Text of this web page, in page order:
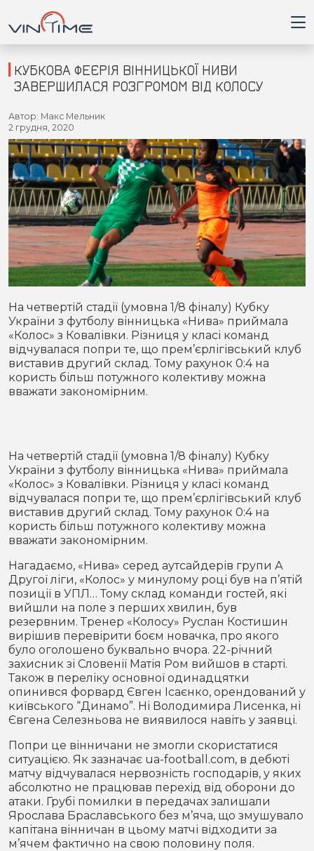
Головна
Війна
Новини
Кримінал
Здоров'я
Приватна думка
В кулуарах
Місто
Життя
Відео
Партнери
Спорт
Історія
Футбол
Контакти
Підписатись на нас у Telegram
КУБКОВА ФЕЄРІЯ ВІННИЦЬКОЇ НИВИ
ЗАВЕРШИЛАСЯ РОЗГРОМОМ ВІД КОЛОСУ
Автор: Макс Мельник
2 грудня, 2020
На четвертій стадії (умовна 1/8 фіналу) Кубку
України з футболу вінницька «Нива» приймала
«Колос» з Ковалівки. Різниця у класі команд
відчувалася попри те, що прем’єрлігівський клуб
виставив другий склад. Тому рахунок 0:4 на
користь більш потужного колективу можна
вважати закономірним.
На четвертій стадії (умовна 1/8 фіналу) Кубку
України з футболу вінницька «Нива» приймала
«Колос» з Ковалівки. Різниця у класі команд
відчувалася попри те, що прем’єрлігівський клуб
виставив другий склад. Тому рахунок 0:4 на
користь більш потужного колективу можна
вважати закономірним.
Нагадаємо, «Нива» серед аутсайдерів групи А
Другої ліги, «Колос» у минулому році був на п’ятій
позиції в УПЛ… Тому склад команди гостей, які
вийшли на поле з перших хвилин, був
резервним. Тренер «Колосу» Руслан Костишин
вирішив перевірити боєм новачка, про якого
було оголошено буквально вчора. 22-річний
захисник зі Словенії Матія Ром вийшов в старті.
Також в переліку основної одинадцятки
опинився форвард Євген Ісаєнко, орендований у
київського “Динамо”. Ні Володимира Лисенка, ні
Євгена Селезньова не виявилося навіть у заявці.
Попри це вінничани не змогли скористатися
ситуацією. Як зазначає ua-football.com, в дебюті
матчу відчувалася нервозність господарів, у яких
абсолютно не працював перехід від оборони до
атаки. Грубі помилки в передачах залишали
Ярослава Браславського без м’яча, що змушувало
капітана вінничан в цьому матчі відходити за
м’ячем фактично на свою половину поля.